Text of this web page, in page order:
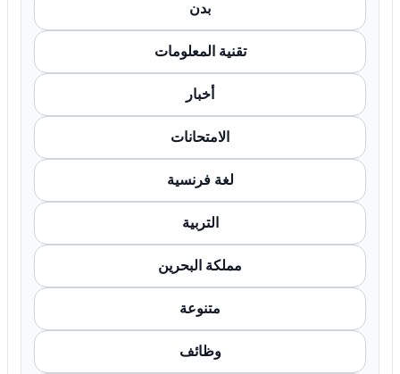
بدن
تقنية المعلومات
أخبار
الامتحانات
لغة فرنسية
التربية
مملكة البحرين
متنوعة
وظائف